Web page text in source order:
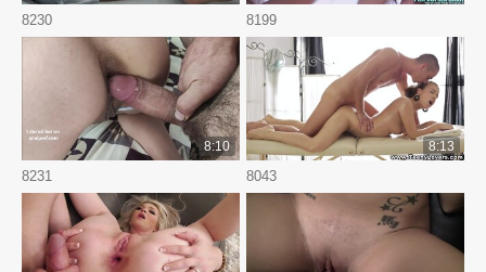
8230 8199
8231
8:10
8043
8:13